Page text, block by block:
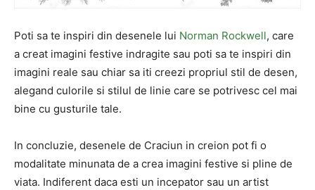
Poti sa te inspiri din desenele lui Norman Rockwell, care
a creat imagini festive indragite sau poti sa te inspiri din
imagini reale sau chiar sa iti creezi propriul stil de desen,
alegand culorile si stilul de linie care se potrivesc cel mai
bine cu gusturile tale.
In concluzie, desenele de Craciun in creion pot fi o
modalitate minunata de a crea imagini festive si pline de
viata. Indiferent daca esti un incepator sau un artist